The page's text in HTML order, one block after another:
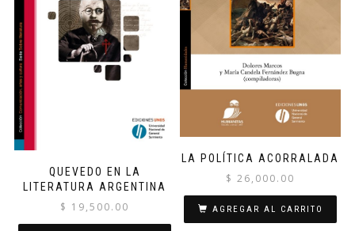
QUEVEDO EN LA
LITERATURA ARGENTINA
$ 19,500.00
LA POLÍTICA ACORRALADA
$ 26,000.00
AGREGAR AL CARRITO